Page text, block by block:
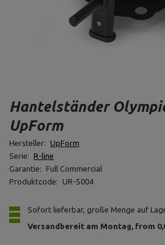
Hantelständer
UpForm
Hersteller: UpForm
Serie: R-line
Garantie:
Full Commercial
Produktcode:
UR-S004
Sofort lieferbar, große Menge auf
Versandbereit am Montag from